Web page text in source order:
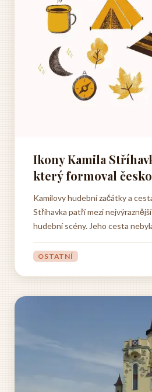
Ikony Kamila
který formoval
Kamilovy hudební začátky a
Střihavka patří mezi
hudební scény. Jeho cesta
kterou dokáže přenést na lidi
OSTATNÍ